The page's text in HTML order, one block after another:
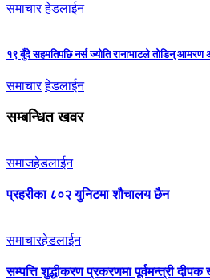
समाचार हेडलाईन
१९ बुँदे सहमतिपछि नर्स ज्योति रानाभाटले तोडिन्
समाचार हेडलाईन
सम्बन्धित खवर
समाजहेडलाईन
प्रहरीका ८०२ युनिटमा शौचालय छैन
समाचारहेडलाईन
सम्पत्ति शुद्धीकरण प्रकरणमा पूर्वमन्त्री